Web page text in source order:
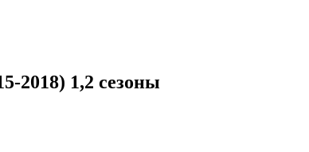
2018) 1,2 сезоны